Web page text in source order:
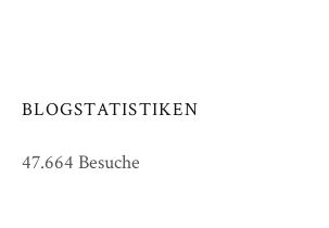
BLOGSTATISTIKEN
47.664 Besuche